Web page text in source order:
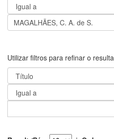
Utilizar filtros para refinar o